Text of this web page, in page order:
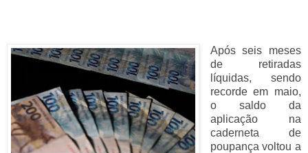
Após seis meses
de retiradas
líquidas, sendo
recorde em maio,
o saldo da
aplicação na
caderneta de
poupança voltou a